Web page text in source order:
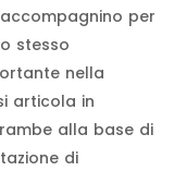
per
stesso
nella
articola in
alla base di
di